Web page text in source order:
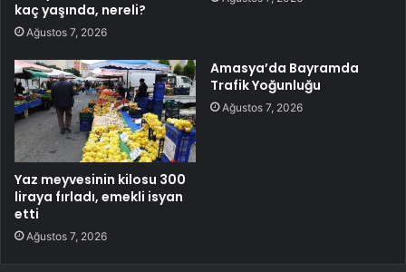
kaç yaşında, nereli?
Ağustos 7, 2026
Yaz meyvesinin kilosu 300
liraya fırladı, emekli isyan
etti
Ağustos 7, 2026
Amasya’da Bayramda
Trafik Yoğunluğu
Ağustos 7, 2026